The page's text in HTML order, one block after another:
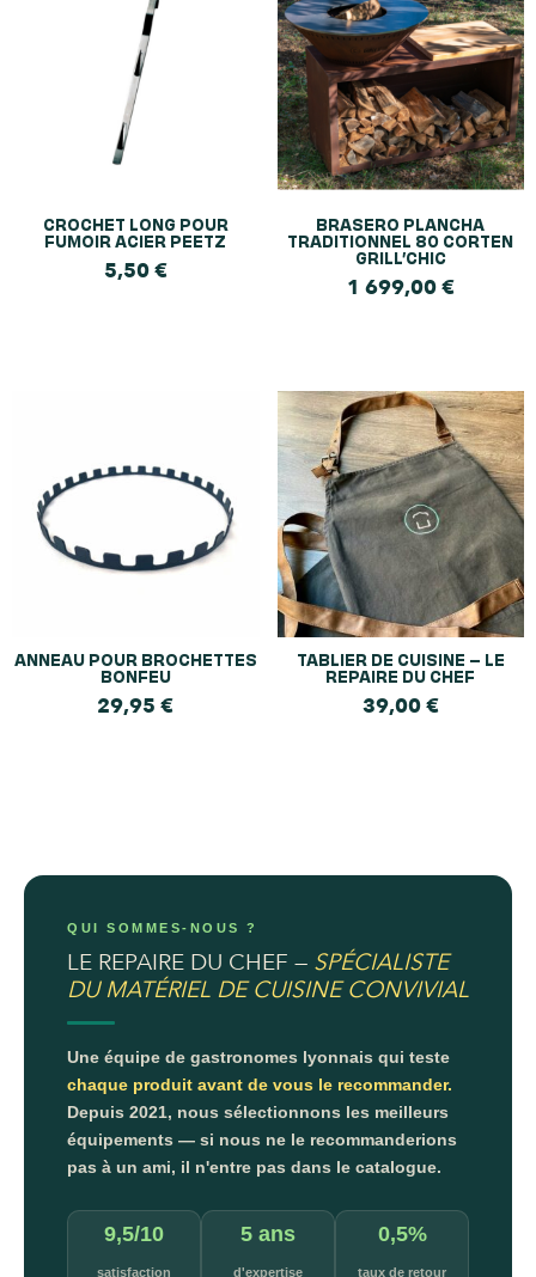
CROCHET LONG POUR
FUMOIR ACIER PEETZ
5,50€
BRASERO PLANCHA
TRADITIONNEL 80 CORTEN
GRILL’CHIC
1 699,00€
ANNEAU POUR BROCHETTES
BONFEU
29,95€
TABLIER DE CUISINE – LE
REPAIRE DU CHEF
39,00€
QUI SOMMES-NOUS ?
LE REPAIRE DU CHEF — SPÉCIALISTE
DU MATÉRIEL DE CUISINE CONVIVIAL
Une équipe de gastronomes lyonnais qui teste
chaque produit avant de vous le recommander.
Depuis 2021, nous sélectionnons les meilleurs
équipements — si nous ne le recommanderions
pas à un ami, il n'entre pas dans le catalogue.
9,5/10
satisfaction
5 ans
d'expertise
0,5%
taux de retour